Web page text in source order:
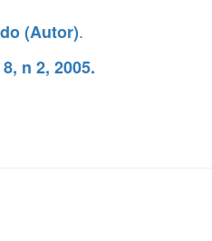
(Autor).
n 2, 2005.